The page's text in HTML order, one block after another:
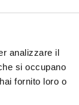
analizzare il
si occupano
fornito loro o